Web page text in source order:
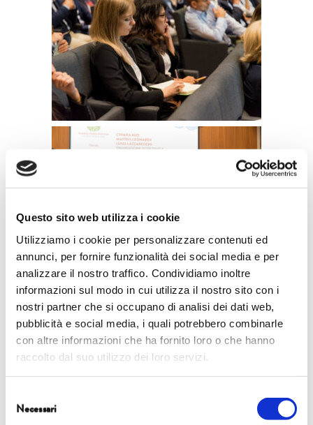
Questo sito web utilizza i cookie
Utilizziamo i cookie per personalizzare contenuti ed
annunci, per fornire funzionalità dei social media e per
analizzare il nostro traffico. Condividiamo inoltre
informazioni sul modo in cui utilizza il nostro sito con i
nostri partner che si occupano di analisi dei dati web,
pubblicità e social media, i quali potrebbero combinarle
con altre informazioni che ha fornito loro o che hanno
raccolto dal suo utilizzo dei loro servizi.
delNecessari